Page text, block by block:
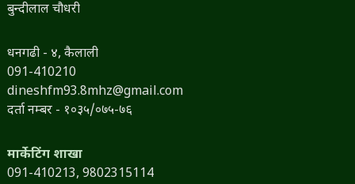
बुन्दीलाल चौधरी
धनगढी - ४, कैलाली
091-410210
dineshfm93.8mhz@gmail.com
दर्ता नम्बर - १०३५/०७५-७६
मार्केटिंग शाखा
091-410213, 9802315114